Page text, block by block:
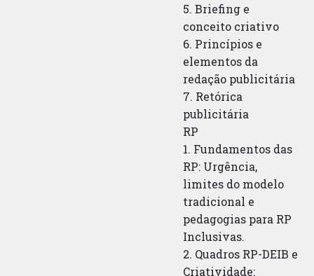
5. Briefing e
conceito criativo
6. Princípios e
elementos da
redação publicitária
7. Retórica
publicitária
RP
1. Fundamentos das
RP: Urgência,
limites do modelo
tradicional e
pedagogias para RP
Inclusivas.
2. Quadros RP-DEIB e
Criatividade: